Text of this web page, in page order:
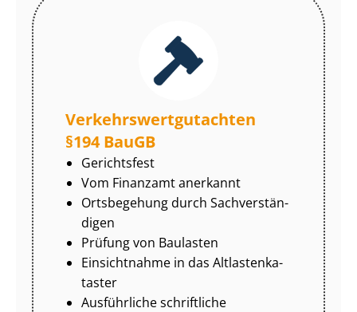
Ver­kehrs­wert­gut­ach­ten
§194 BauGB
Gerichtsfest
Vom Finanzamt anerkannt
Ortsbegehung durch Sach­ver­stän­
di­gen
Prüfung von Baulasten
Einsichtnahme in das Alt­las­ten­ka­
tas­ter
Ausführliche schriftliche